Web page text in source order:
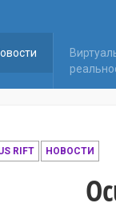
RIFT НОВОСТИ